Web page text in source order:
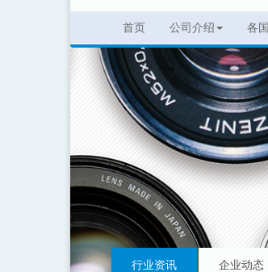
首页 公司介绍 各
行业资讯 企业动态